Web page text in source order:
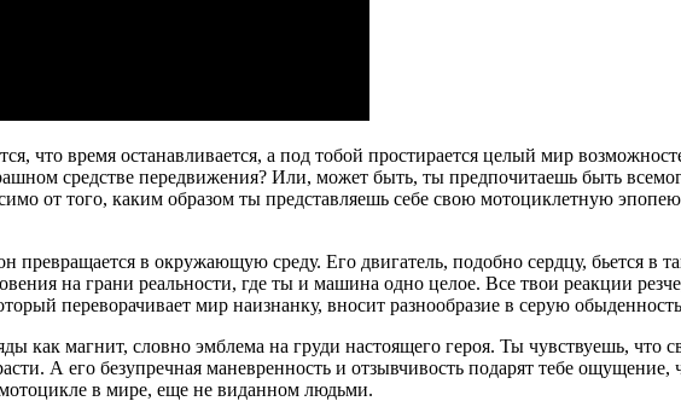
что время останавливается, а под тобой простирается целый мир
средстве передвижения? Или, может быть, ты предпочитаешь быть
от того, каким образом ты представляешь себе свою мотоциклетную
превращается в окружающую среду. Его двигатель, подобно сердцу, бьется в
на грани реальности, где ты и машина одно целое. Все твои реакции
переворачивает мир наизнанку, вносит разнообразие в серую
как магнит, словно эмблема на груди настоящего героя. Ты чувствуешь, что
А его безупречная маневренность и отзывчивость подарят тебе
в мире, еще не виданном людьми.